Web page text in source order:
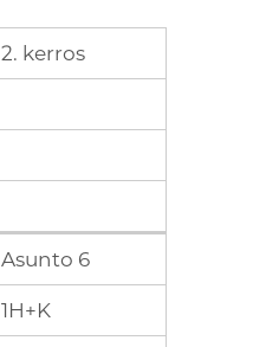
2. kerros
Asunto 6
1H+K